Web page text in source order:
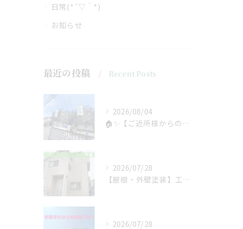
日常(*´▽｀*)
お知らせ
最近の投稿 Recent Posts
2026/08/04
🏠✨【ご近所様からのご紹介で、工事スタート！】✨🏠
2026/07/28
【屋根・外壁塗装】工事着工しました❗️
2026/07/28